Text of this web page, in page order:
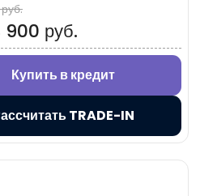
900 руб.
Купить в кредит
TRADE-IN